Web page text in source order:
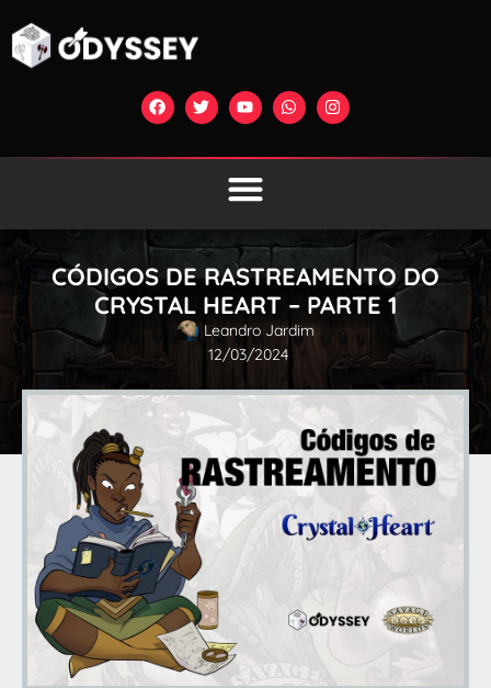
CÓDIGOS DE RASTREAMENTO DO
CRYSTAL HEART – PARTE 1
Leandro Jardim
12/03/2024